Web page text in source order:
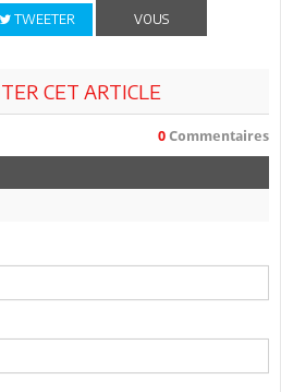
TWEETER
VOUS
CET ARTICLE
0 Commentaires